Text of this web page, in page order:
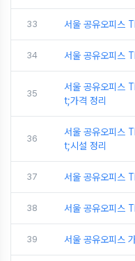
33 서울 공유오피스
34 서울 공유오피스
35
서울 공유오피스
t;가격 정리
36
서울 공유오피스
t;시설 정리
37 서울 공유오피스
38 서울 공유오피스
39 서울 공유오피스